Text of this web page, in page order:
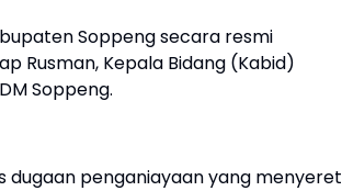
Soppeng secara resmi
Rusman, Kepala Bidang (Kabid)
Soppeng.
dugaan penganiayaan yang menyeret